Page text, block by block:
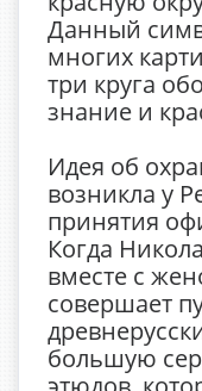
Данный
многих
три круга
знание и
Идея об
возникла у
принятия
Когда
вместе с
совершает
большую